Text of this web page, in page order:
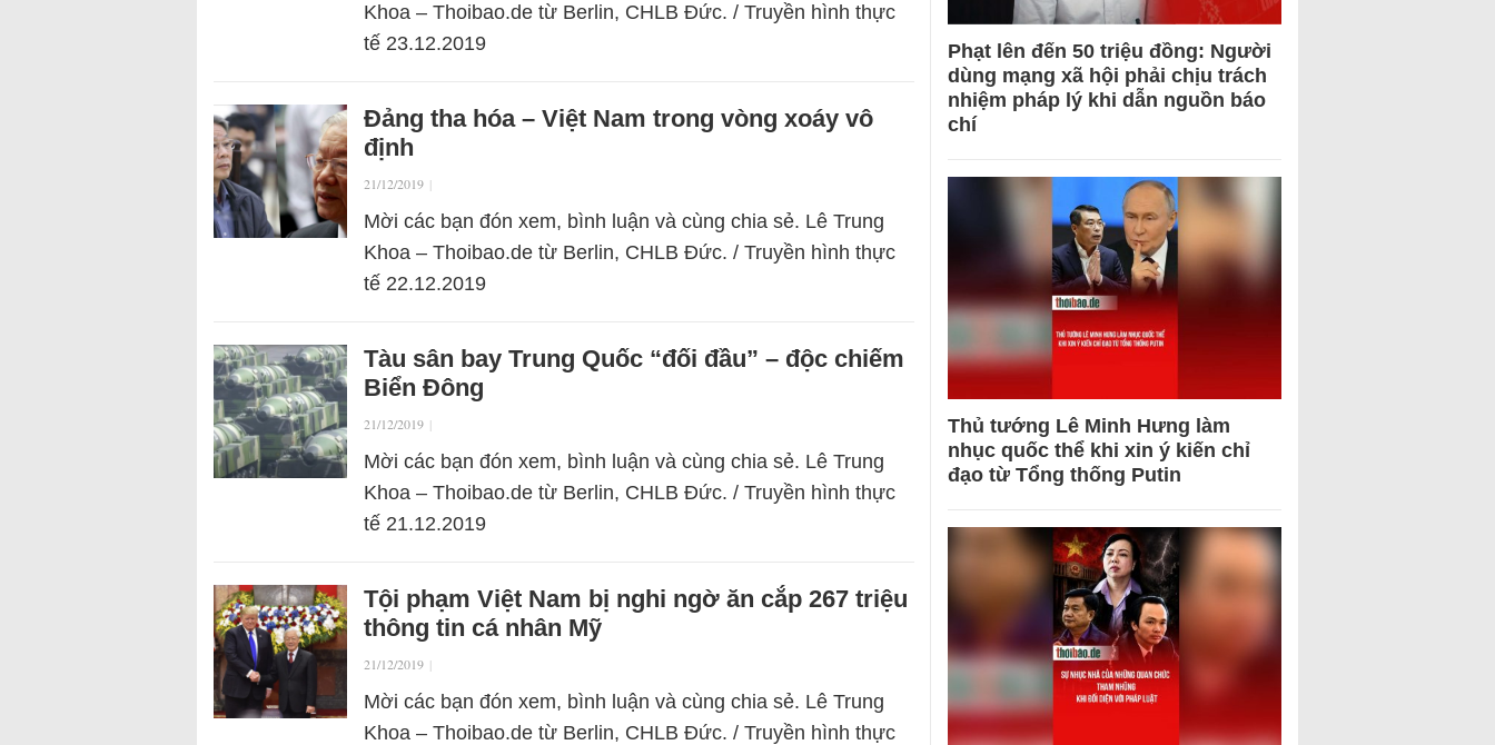
Khoa – Thoibao.de từ Berlin, CHLB Đức. / Truyền hình thực
tế 23.12.2019
Đảng tha hóa – Việt Nam trong vòng xoáy vô
định
21/12/2019 |
Mời các bạn đón xem, bình luận và cùng chia sẻ. Lê Trung
Khoa – Thoibao.de từ Berlin, CHLB Đức. / Truyền hình thực
tế 22.12.2019
Tàu sân bay Trung Quốc “đối đầu” – độc chiếm
Biển Đông
21/12/2019 |
Mời các bạn đón xem, bình luận và cùng chia sẻ. Lê Trung
Khoa – Thoibao.de từ Berlin, CHLB Đức. / Truyền hình thực
tế 21.12.2019
Tội phạm Việt Nam bị nghi ngờ ăn cắp 267 triệu
thông tin cá nhân Mỹ
21/12/2019 |
Mời các bạn đón xem, bình luận và cùng chia sẻ. Lê Trung
Khoa – Thoibao.de từ Berlin, CHLB Đức. / Truyền hình thực
Phạt lên đến 50 triệu đồng: Người
dùng mạng xã hội phải chịu trách
nhiệm pháp lý khi dẫn nguồn báo
chí
Thủ tướng Lê Minh Hưng làm
nhục quốc thể khi xin ý kiến chỉ
đạo từ Tổng thống Putin